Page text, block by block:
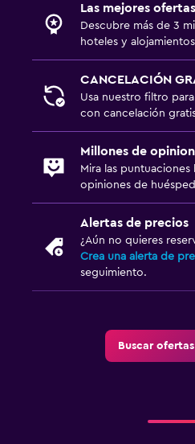
Las mejores
Descubre más de 3
hoteles y
CANCELACIÓN
Usa nuestro filtro
con cancelación
Millones de
Mira las puntuaciones
opiniones de
Alertas de precios
¿Aún no quieres
Crea una alerta de
seguimiento.
Buscar